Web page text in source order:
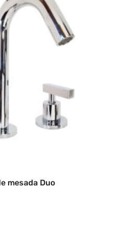
mesada Duo